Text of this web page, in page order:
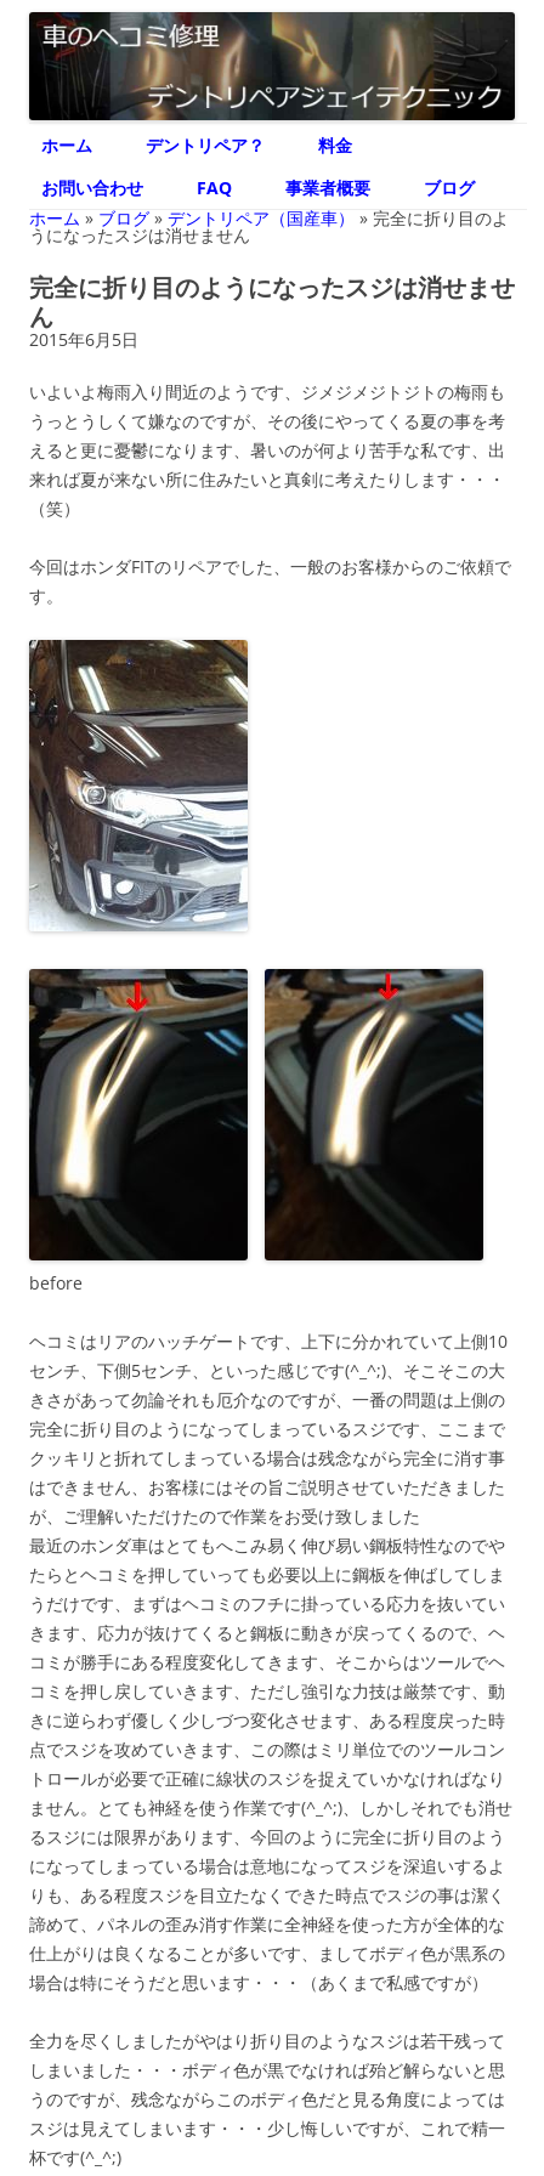
デントリペア ジェイテクニック
車のヘコミ修理専門 神奈川県横浜市 デントリペア ジェイテクニック
ン
ツ
へ
ス
プ
ホーム デントリペア？
料金
お問い合わせ
FAQ 事業者概要
ブログ
ホーム » ブログ » デントリペア（国産車） » 完全に折り目のよ
うになったスジは消せません
完全に折り目のようになったスジは消せませ
ん
2015年6月5日
いよいよ梅雨入り間近のようです、ジメジメジトジトの梅雨も
うっとうしくて嫌なのですが、その後にやってくる夏の事を考
えると更に憂鬱になります、暑いのが何より苦手な私です、出
来れば夏が来ない所に住みたいと真剣に考えたりします・・・
（笑）
今回はホンダFITのリペアでした、一般のお客様からのご依頼で
す。
before
ヘコミはリアのハッチゲートです、上下に分かれていて上側10
センチ、下側5センチ、といった感じです(^_^;)、そこそこの大
きさがあって勿論それも厄介なのですが、一番の問題は上側の
完全に折り目のようになってしまっているスジです、ここまで
クッキリと折れてしまっている場合は残念ながら完全に消す事
はできません、お客様にはその旨ご説明させていただきました
が、ご理解いただけたので作業をお受け致しました
最近のホンダ車はとてもへこみ易く伸び易い鋼板特性なのでや
たらとヘコミを押していっても必要以上に鋼板を伸ばしてしま
うだけです、まずはヘコミのフチに掛っている応力を抜いてい
きます、応力が抜けてくると鋼板に動きが戻ってくるので、ヘ
コミが勝手にある程度変化してきます、そこからはツールでヘ
コミを押し戻していきます、ただし強引な力技は厳禁です、動
きに逆らわず優しく少しづつ変化させます、ある程度戻った時
点でスジを攻めていきます、この際はミリ単位でのツールコン
トロールが必要で正確に線状のスジを捉えていかなければなり
ません。とても神経を使う作業です(^_^;)、しかしそれでも消せ
るスジには限界があります、今回のように完全に折り目のよう
になってしまっている場合は意地になってスジを深追いするよ
りも、ある程度スジを目立たなくできた時点でスジの事は潔く
諦めて、パネルの歪み消す作業に全神経を使った方が全体的な
仕上がりは良くなることが多いです、ましてボディ色が黒系の
場合は特にそうだと思います・・・（あくまで私感ですが）
全力を尽くしましたがやはり折り目のようなスジは若干残って
しまいました・・・ボディ色が黒でなければ殆ど解らないと思
うのですが、残念ながらこのボディ色だと見る角度によっては
スジは見えてしまいます・・・少し悔しいですが、これで精一
杯です(^_^;)